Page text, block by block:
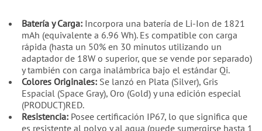
Batería y Carga:Incorpora una batería de Li-Ion de 1821
mAh (equivalente a 6.96 Wh). Es compatible con carga
rápida (hasta un 50% en 30 minutos utilizando un
adaptador de 18W o superior, que se vende por separado)
y también con carga inalámbrica bajo el estándar Qi.
Colores Originales:Se lanzó en Plata (Silver), Gris
Espacial (Space Gray), Oro (Gold) y una edición especial
(PRODUCT)RED.
Resistencia:Posee certificación IP67, lo que significa que
es resistente al polvo y al agua (puede sumergirse hasta 1